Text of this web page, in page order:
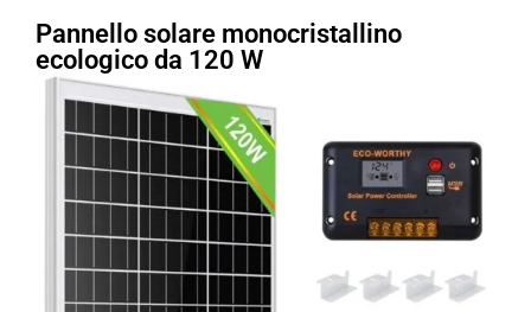
Pannello solare monocristallino
ecologico da 120 W